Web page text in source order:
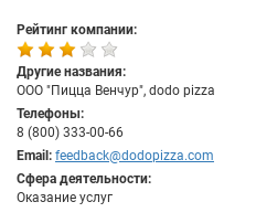
Рейтинг компании:
Другие названия:
ООО "Пицца Венчур", dodo pizza
Телефоны:
8 (800) 333-00-66
Email: feedback@dodopizza.com
Сфера деятельности:
Оказание услуг